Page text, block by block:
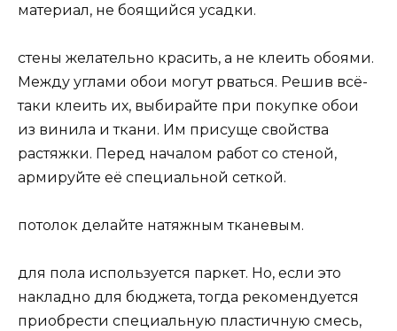
материал, не боящийся усадки.
стены желательно красить, а не клеить обоями.
Между углами обои могут рваться. Решив всё-
таки клеить их, выбирайте при покупке обои
из винила и ткани. Им присуще свойства
растяжки. Перед началом работ со стеной,
армируйте её специальной сеткой.
потолок делайте натяжным тканевым.
для пола используется паркет. Но, если это
накладно для бюджета, тогда рекомендуется
приобрести специальную пластичную смесь,